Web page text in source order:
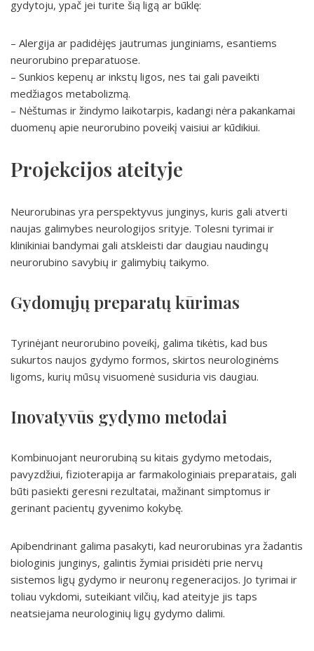
gydytoju, ypač jei turite šią ligą ar būklę:
– Alergija ar padidėjęs jautrumas junginiams, esantiems
neurorubino preparatuose.
– Sunkios kepenų ar inkstų ligos, nes tai gali paveikti
medžiagos metabolizmą.
– Nėštumas ir žindymo laikotarpis, kadangi nėra pakankamai
duomenų apie neurorubino poveikį vaisiui ar kūdikiui.
Projekcijos ateityje
Neurorubinas yra perspektyvus junginys, kuris gali atverti
naujas galimybes neurologijos srityje. Tolesni tyrimai ir
klinikiniai bandymai gali atskleisti dar daugiau naudingų
neurorubino savybių ir galimybių taikymo.
Gydomųjų preparatų kūrimas
Tyrinėjant neurorubino poveikį, galima tikėtis, kad bus
sukurtos naujos gydymo formos, skirtos neurologinėms
ligoms, kurių mūsų visuomenė susiduria vis daugiau.
Inovatyvūs gydymo metodai
Kombinuojant neurorubiną su kitais gydymo metodais,
pavyzdžiui, fizioterapija ar farmakologiniais preparatais, gali
būti pasiekti geresni rezultatai, mažinant simptomus ir
gerinant pacientų gyvenimo kokybę.
Apibendrinant galima pasakyti, kad neurorubinas yra žadantis
biologinis junginys, galintis žymiai prisidėti prie nervų
sistemos ligų gydymo ir neuronų regeneracijos. Jo tyrimai ir
toliau vykdomi, suteikiant vilčių, kad ateityje jis taps
neatsiejama neurologinių ligų gydymo dalimi.